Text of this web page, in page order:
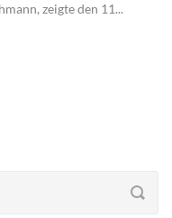
zeigte den 11...